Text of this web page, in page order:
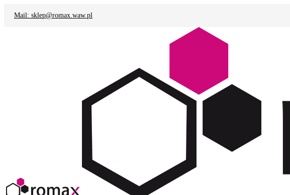
Mail: sklep@romax.waw.pl